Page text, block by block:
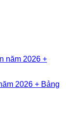
2026 + Bảng